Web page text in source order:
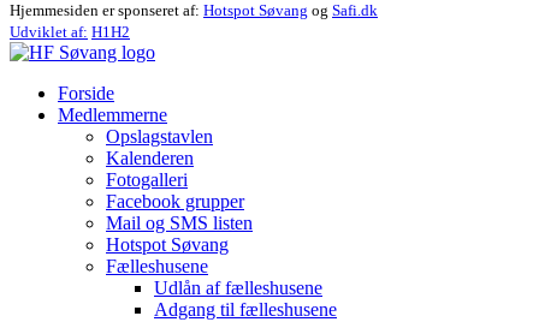
Hjemmesiden er sponseret af: Hotspot Søvang og Safi.dk
Udviklet af: H1H2
Forside
Medlemmerne
Opslagstavlen
Kalenderen
Fotogalleri
Facebook grupper
Mail og SMS listen
Hotspot Søvang
Fælleshusene
Udlån af fælleshusene
Adgang til fælleshusene